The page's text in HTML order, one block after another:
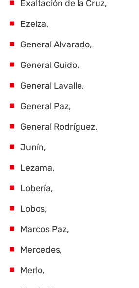
Exaltación de la Cruz,
Ezeiza,
General Alvarado,
General Guido,
General Lavalle,
General Paz,
General Rodríguez,
Junín,
Lezama,
Lobería,
Lobos,
Marcos Paz,
Mercedes,
Merlo,